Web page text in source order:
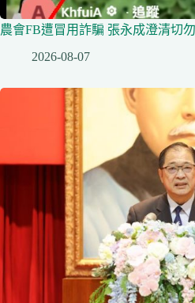
農會FB遭冒用詐騙 張永成澄清切
2026-08-07